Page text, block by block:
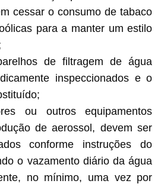
cessar o consumo de tabaco
para a manter um estilo
de filtragem de água
inspeccionados e o
ou outros equipamentos
de aerossol, devem ser
conforme instruções do
o vazamento diário da água
no mínimo, uma vez por